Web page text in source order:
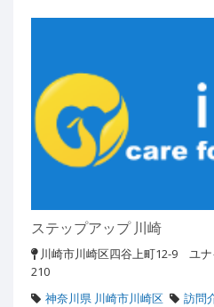
ステップアップ 川崎
川崎市川崎区四谷上町12-9 ユナ
210
神奈川県 川崎市川崎区
訪問